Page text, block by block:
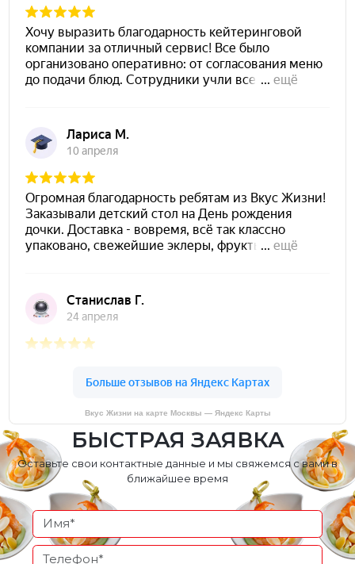
Вкус Жизни на карте Москвы — Яндекс Карты
БЫСТРАЯ ЗАЯВКА
Оставьте свои контактные данные и мы свяжемся с вами в
ближайшее время